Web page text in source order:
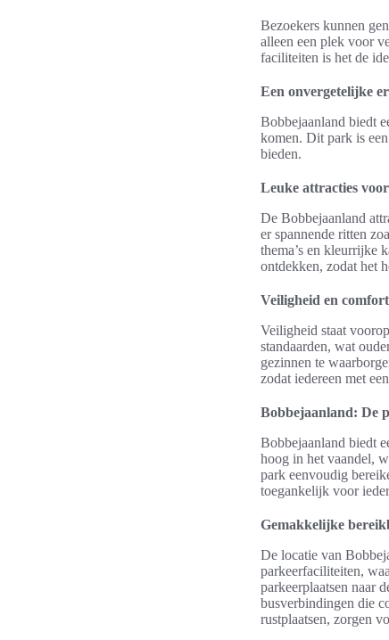
Bezoekers kunnen
alleen een plek voor
faciliteiten is het de
Een onvergetelijke
Bobbejaanland biedt
komen. Dit park is
bieden.
Leuke attracties
De Bobbejaanland
er spannende ritten
thema’s en kleurrijke
ontdekken, zodat het
Veiligheid en
Veiligheid staat
standaarden, wat
gezinnen te
zodat iedereen met
Bobbejaanland: De
Bobbejaanland biedt
hoog in het vaandel,
park eenvoudig
toegankelijk voor
Gemakkelijke
De locatie van
parkeerfaciliteiten,
parkeerplaatsen naar
busverbindingen die
rustplaatsen, zorgen